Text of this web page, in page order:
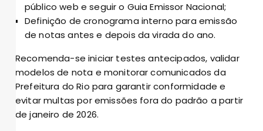
público web e seguir o Guia Emissor Nacional;
Definição de cronograma interno para emissão
de notas antes e depois da virada do ano.
Recomenda-se iniciar testes antecipados, validar
modelos de nota e monitorar comunicados da
Prefeitura do Rio para garantir conformidade e
evitar multas por emissões fora do padrão a partir
de janeiro de 2026.